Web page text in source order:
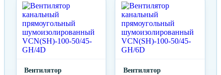
других агрессивных
примесей, при
температуре
окружающей среды от
-25ºС до +50 ºС.
других агрессивных
примесей, при
температуре
окружающей среды от
-25ºС до +50 ºС.
Вентилятор
Вентилятор